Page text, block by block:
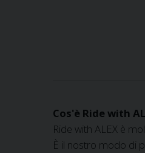
Cos'è Ride with
Ride with ALEX è
È il nostro modo di